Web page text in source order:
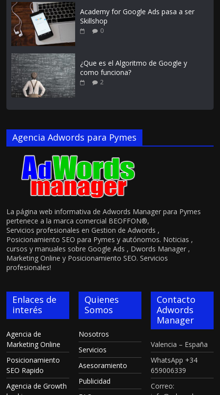
Academy for Google Ads pasa a ser
Skillshop
0
¿Que es el Algoritmo de Google y
como funciona?
2
Agencia Adwords para Pymes
La página web informativa de Adwords Manager para Pymes
pertenece a la marca comercial BEOFFON®,
Servicios profesionales en Gestion de Adwords ,
Posicionamiento SEO para Pymes y autónomos. Noticias ,
cursos y manuales sobre Google Ads , Dwords Manager ,
Marketing Online y Posicionamiento SEO. Servicios
profesionales!
Enlaces de
interés
Agencia de
Marketing Online
Posicionamiento
SEO Rapido
Agencia de Growth
Quienes
Somos
Nosotros
Servicios
Asesoramiento
Publicidad
Contacto
Adwords
Manager
Valencia – España
WhatsApp +34
659006339
Correo: